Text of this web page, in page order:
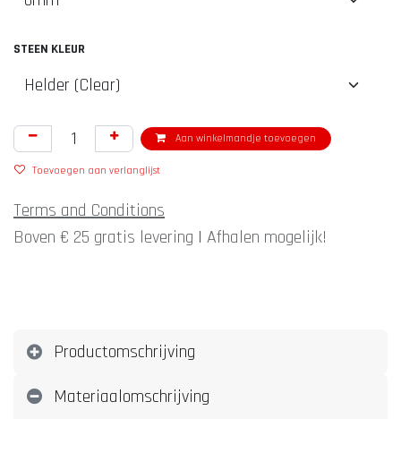
STEEN KLEUR
Aan winkelmandje toevoegen
Toevoegen aan verlanglijst
Terms and Conditions
Boven € 25 gratis levering | Afhalen mogelijk!
Productomschrijving
Materiaalomschrijving